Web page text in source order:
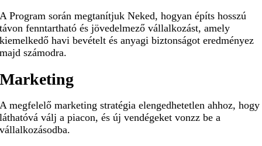
A Program során megtanítjuk Neked, hogyan építs hosszú
távon fenntartható és jövedelmező vállalkozást, amely
kiemelkedő havi bevételt és anyagi biztonságot eredményez
majd számodra.
Marketing
A megfelelő marketing stratégia elengedhetetlen ahhoz, hogy
láthatóvá válj a piacon, és új vendégeket vonzz be a
vállalkozásodba.